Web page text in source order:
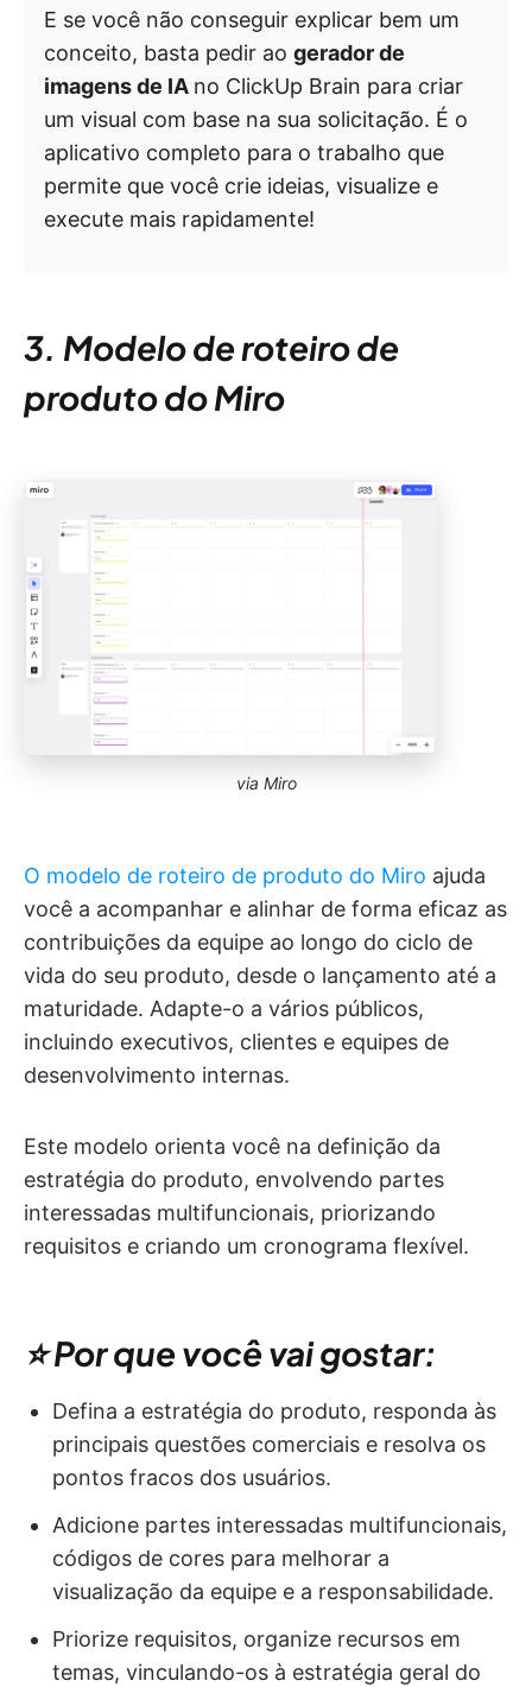
E se você não conseguir explicar bem um
conceito, basta pedir ao gerador de
imagens de IA no ClickUp Brain para criar
um visual com base na sua solicitação. É o
aplicativo completo para o trabalho que
permite que você crie ideias, visualize e
execute mais rapidamente!
3. Modelo de roteiro de
produto do Miro
via Miro
O modelo de roteiro de produto do Miro ajuda
você a acompanhar e alinhar de forma eficaz as
contribuições da equipe ao longo do ciclo de
vida do seu produto, desde o lançamento até a
maturidade. Adapte-o a vários públicos,
incluindo executivos, clientes e equipes de
desenvolvimento internas.
Este modelo orienta você na definição da
estratégia do produto, envolvendo partes
interessadas multifuncionais, priorizando
requisitos e criando um cronograma flexível.
⭐ Por que você vai gostar:
Defina a estratégia do produto, responda às
principais questões comerciais e resolva os
pontos fracos dos usuários.
Adicione partes interessadas multifuncionais,
códigos de cores para melhorar a
visualização da equipe e a responsabilidade.
Priorize requisitos, organize recursos em
temas, vinculando-os à estratégia geral do